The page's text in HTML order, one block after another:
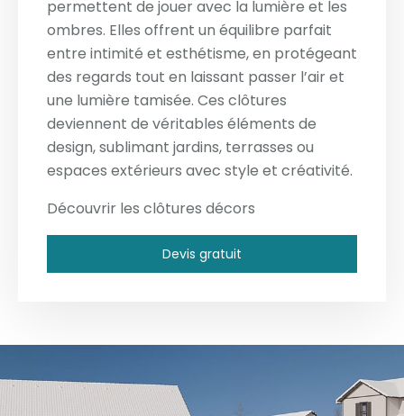
permettent de jouer avec la lumière et les
ombres. Elles offrent un équilibre parfait
entre intimité et esthétisme, en protégeant
des regards tout en laissant passer l’air et
une lumière tamisée. Ces clôtures
deviennent de véritables éléments de
design, sublimant jardins, terrasses ou
espaces extérieurs avec style et créativité.
Découvrir les clôtures décors
Devis gratuit